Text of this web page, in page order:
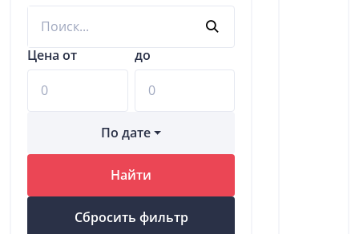
Цена от до
По дате
Найти
Сбросить фильтр